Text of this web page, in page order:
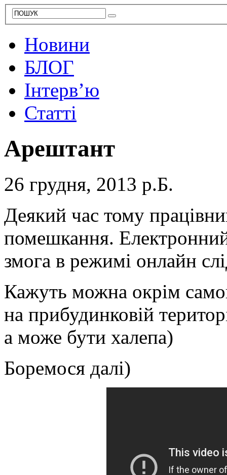
Новини
БЛОГ
Інтерв’ю
Статті
Арештант
26 грудня, 2013 р.Б.
Деякий час тому
помешкання.
змога в режимі онлайн
Кажуть можна окрім
на прибудинковій
а може бути халепа)
Боремося далі)